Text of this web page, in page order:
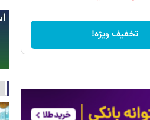
تخفیف ویژه!